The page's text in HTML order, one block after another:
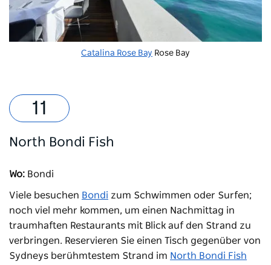
Catalina Rose Bay Rose Bay
North Bondi Fish
Wo: Bondi
Viele besuchen Bondi zum Schwimmen oder Surfen;
noch viel mehr kommen, um einen Nachmittag in
traumhaften Restaurants mit Blick auf den Strand zu
verbringen. Reservieren Sie einen Tisch gegenüber von
Sydneys berühmtestem Strand im North Bondi Fish